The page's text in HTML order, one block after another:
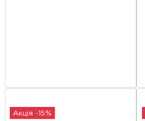
Акція -15%